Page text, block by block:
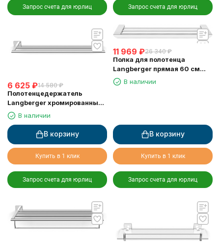
Запрос счета для юрлиц Запрос счета для юрлиц
6 625 ₽14 580 ₽
Полотенцедержатель
Langberger хромированный
к стене двойной 60 см
11802A
В наличии
В корзину
Купить в 1 клик
Запрос счета для юрлиц
11 969 ₽26 340 ₽
Полка для полотенца
Langberger прямая 60 см
11303AВ наличии
В корзину
Купить в 1 клик
Запрос счета для юрлиц